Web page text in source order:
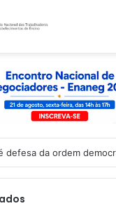
defesa da ordem